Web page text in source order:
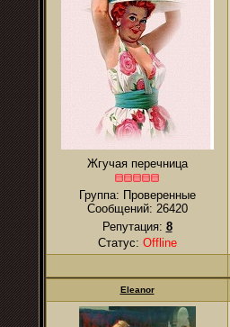
Жгучая перечница
Группа: Проверенные
Сообщений: 26420
Репутация: 8
Статус: Offline
Eleanor